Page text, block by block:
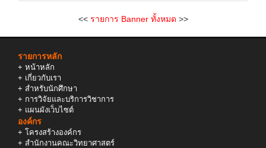
<< รายการ Banner ทั้งหมด >>
รายการหลัก
+ หน้าหลัก
+ เกี่ยวกับเรา
+ สำหรับนักศึกษา
+ การวิจัยและบริการวิชาการ
+ แผนผังเว็บไซต์
องค์กร
+ โครงสร้างองค์กร
+ สำนักงานคณะวิทยาศาสตร์